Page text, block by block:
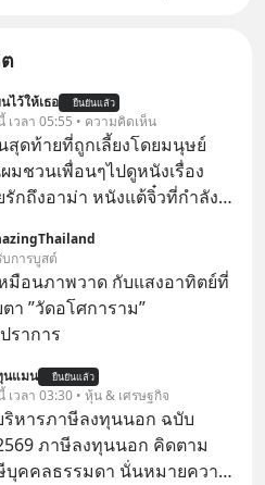
ไว้ให้เธอ ยืนยันแล้ว
เวลา 05:55 • ความคิดเห็น
สุดท้ายที่ถูกเลี้ยงโดยมนุษย์
มชวนเพื่อนๆไปดูหนังเรื่อง
ม่า หนังแต้จิ๋วที่กำลัง
โปสเตอร์หนังเรื่องนี้หลาย
อยากดูมาก ด้วยเพราะว่า
จากเมืองจีน ป๊าก็พูดแต้จิ๋วได้
วมีความผูกพันที่ได้ยินตั้งแต่
บการบูสต์
มือนภาพวาด กับแสงอาทิตย์ที่
า ”วัดอโศการาม”
ราการ
นแมน ยืนยันแล้ว
เวลา 03:30 • หุ้น & เศรษฐกิจ
ริหารภาษีลงทุนนอก ฉบับ
ภาษีลงทุนนอก คิดตาม
บุคคลธรรมดา นั่นหมายความ